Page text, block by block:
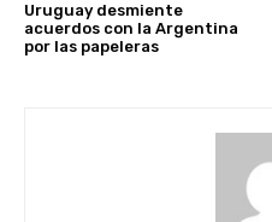
Uruguay desmiente
acuerdos con la Argentina
por las papeleras